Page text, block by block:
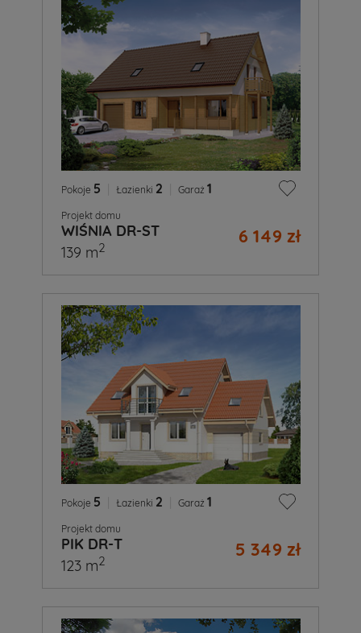
Pokoje 5 Łazienki 2 Garaż 1
Projekt domu
WIŚNIA DR-ST 6 149 zł
139 m2
Pokoje 5 Łazienki 2 Garaż 1
Projekt domu
PIK DR-T 5 349 zł
123 m2